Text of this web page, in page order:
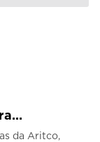
da Aritco,